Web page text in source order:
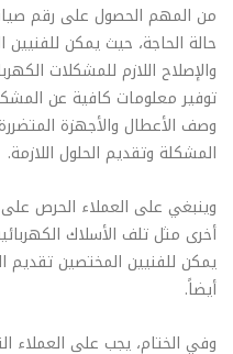
من المهم الحصول على رقم
حالة الحاجة، حيث يمكن
والإصلاح اللازم للمشكلات
توفير معلومات كافية عن
وصف الأعطال والأجهزة
المشكلة وتقديم الحلول اللازمة.
وينبغي على العملاء الحرص
أخرى مثل تلف الأسلاك
يمكن للفنيين المختصين تقديم
أيضاً.
وفي الختام، يجب على العملاء